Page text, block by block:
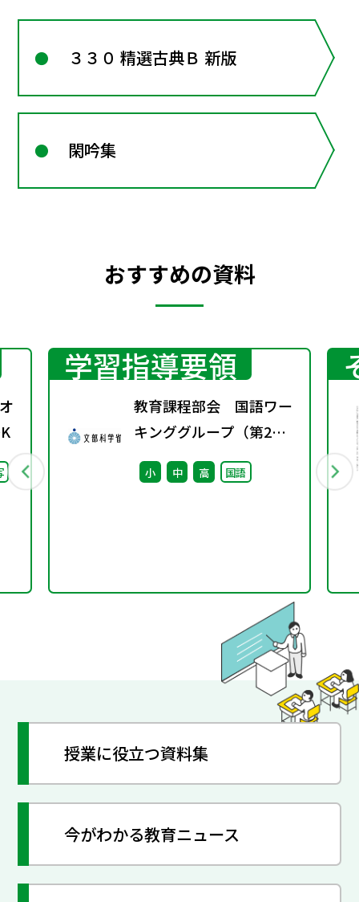
３３０ 精選古典Ｂ 新版
閑吟集
おすすめの資料
学習指導要領
教育課程部会 国語ワー
キンググループ（第2
回） 配付資料
小 中 高 国語
授業に役立つ資料集
今がわかる教育ニュース